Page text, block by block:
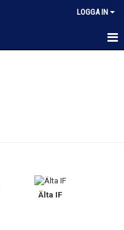
LOGGA IN
Älta IF